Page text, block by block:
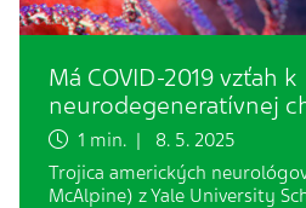
Má COVID-2019 vzťah k
neurodegeneratívnej
1 min. | 8. 5. 2025
Trojica amerických
McAlpine) z Yale University